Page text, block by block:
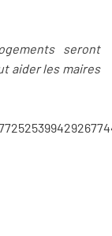
seront
aider les maires